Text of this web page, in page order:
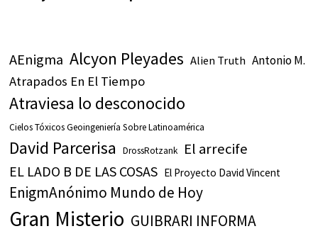
AEnigma Alcyon Pleyades Alien Truth Antonio M.
Atrapados En El Tiempo
Atraviesa lo desconocido
Cielos Tóxicos Geoingeniería Sobre Latinoamérica
David Parcerisa DrossRotzank El arrecife
EL LADO B DE LAS COSAS El Proyecto David Vincent
EnigmAnónimo Mundo de Hoy
Gran Misterio GUIBRARI INFORMA